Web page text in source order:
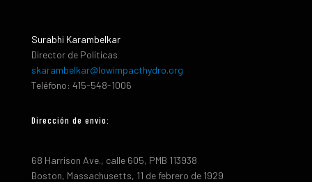
Surabhi Karambelkar
Director de Políticas
skarambelkar@lowimpacthydro.org
Teléfono: 415-548-1006
Dirección de envio:
68 Harrison Ave., calle 605, PMB 113938
Boston, Massachusetts, 11 de febrero de 1929